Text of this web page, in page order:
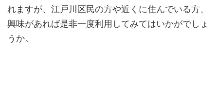
れますが、江戸川区民の方や近くに住んでいる方、
興味があれば是非一度利用してみてはいかがでしょ
うか。